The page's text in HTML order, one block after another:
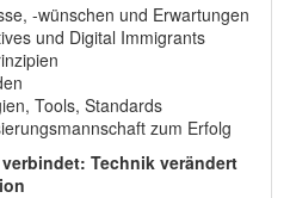
-wünschen und Erwartungen
und Digital Immigrants
Tools, Standards
zum Erfolg
Technik verändert